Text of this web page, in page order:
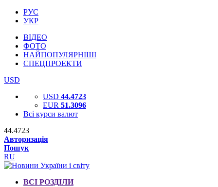
РУС
УКР
ВІДЕО
ФОТО
НАЙПОПУЛЯРНІШІ
СПЕЦПРОЕКТИ
USD
USD 44.4723
EUR 51.3096
Всі курси валют
44.4723
Авторизація
Пошук
RU
ВСІ РОЗДІЛИ